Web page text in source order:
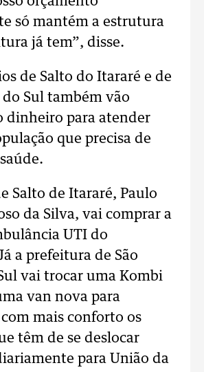
só mantém a estrutura
já tem”, disse.
de Salto do Itararé e de
do Sul também vão
dinheiro para atender
que precisa de
Salto de Itararé, Paulo
da Silva, vai comprar a
UTI do
a prefeitura de São
vai trocar uma Kombi
van nova para
mais conforto os
têm de se deslocar
para União da